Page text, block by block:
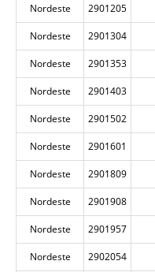
Nordeste 2901205
Nordeste 2901304
Nordeste 2901353
Nordeste 2901403
Nordeste 2901502
Nordeste 2901601
Nordeste 2901809
Nordeste 2901908
Nordeste 2901957
Nordeste 2902054